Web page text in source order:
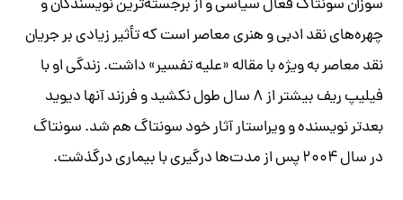
سوزان سونتاگ فعال سیاسی و از برجسته‌ترین نویسندگان و
چهر‌ه‌های نقد ادبی و هنری معاصر است که تأثیر زیادی بر جریان
نقد معاصر به ویژه با مقاله «علیه تفسیر» داشت. زندگی او با
فیلیپ ریف بیشتر از ۸ سال طول نکشید و فرزند آنها دیوید
بعدتر نویسنده و ویراستار آثار خود سونتاگ هم شد. سونتاگ
در سال ۲۰۰۴ پس از مدت‌ها درگیری با بیماری درگذشت.